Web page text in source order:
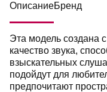
ОписаниеБренд
Эта модель создана
качество звука,
взыскательных
подойдут для
предпочитают